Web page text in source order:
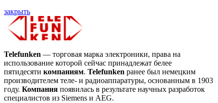
закрыть
Telefunken — торговая марка электроники, права на
использование которой сейчас принадлежат белее
пятидесяти компаниям. Telefunken ранее был немецким
производителем теле- и радиоаппаратуры, основанным в 1903
году. Компания появилась в результате научных разработок
специалистов из Siemens и AEG.